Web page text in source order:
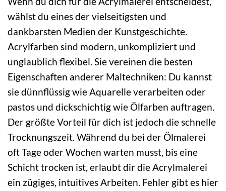
wählst du eines der vielseitigsten und
dankbarsten Medien der Kunstgeschichte.
Acrylfarben sind modern, unkompliziert und
unglaublich flexibel. Sie vereinen die besten
Eigenschaften anderer Maltechniken: Du kannst
sie dünnflüssig wie Aquarelle verarbeiten oder
pastos und dickschichtig wie Ölfarben auftragen.
Der größte Vorteil für dich ist jedoch die schnelle
Trocknungszeit. Während du bei der Ölmalerei
oft Tage oder Wochen warten musst, bis eine
Schicht trocken ist, erlaubt dir die Acrylmalerei
ein zügiges, intuitives Arbeiten. Fehler gibt es hier